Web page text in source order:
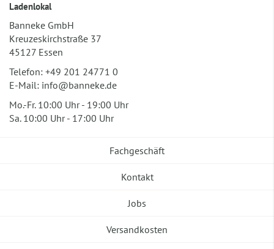
Ladenlokal
Banneke GmbH
Kreuzeskirchstraße 37
45127 Essen
Telefon: +49 201 24771 0
E-Mail: info@banneke.de
Mo.-Fr. 10:00 Uhr - 19:00 Uhr
Sa. 10:00 Uhr - 17:00 Uhr
Fachgeschäft
Kontakt
Jobs
Versandkosten